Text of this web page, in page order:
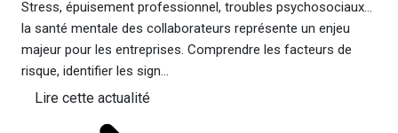
Stress, épuisement professionnel, troubles psychosociaux…
la santé mentale des collaborateurs représente un enjeu
majeur pour les entreprises. Comprendre les facteurs de
risque, identifier les sign...
Lire cette actualité